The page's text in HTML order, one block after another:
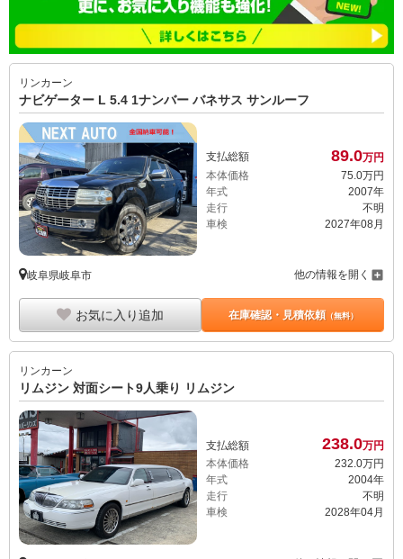
リンカーン
ナビゲーター L 5.4 1ナンバー バネサス サンルーフ
支払総額 89.0万円
本体価格
75. 0万円
年式
2007年
走行
不明
車検
2027年08月
岐阜県岐阜市 他の情報を開く
お気に入り追加 在庫確認・見積依頼（無料）
リンカーン
リムジン 対面シート9人乗り リムジン
支払総額 238.0万円
本体価格
232.0万円
年式
2004年
走行
不明
車検
2028年04月